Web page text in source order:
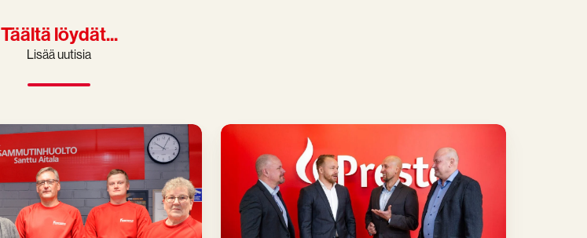
Täältä löydät...
Lisää uutisia
Presto
Uskalla
Auttaa
Oy:n